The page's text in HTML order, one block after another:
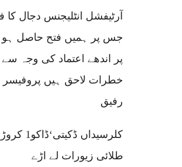
پریس کانفرنس
آرٹیفشل انٹلیجنس دجال کا
پر اندھے اعتماد کی وجہ
خطرات لاحق ہیں پروفیسر
رفیق
کلرسیداں
طلائی زیورات لے اڑے